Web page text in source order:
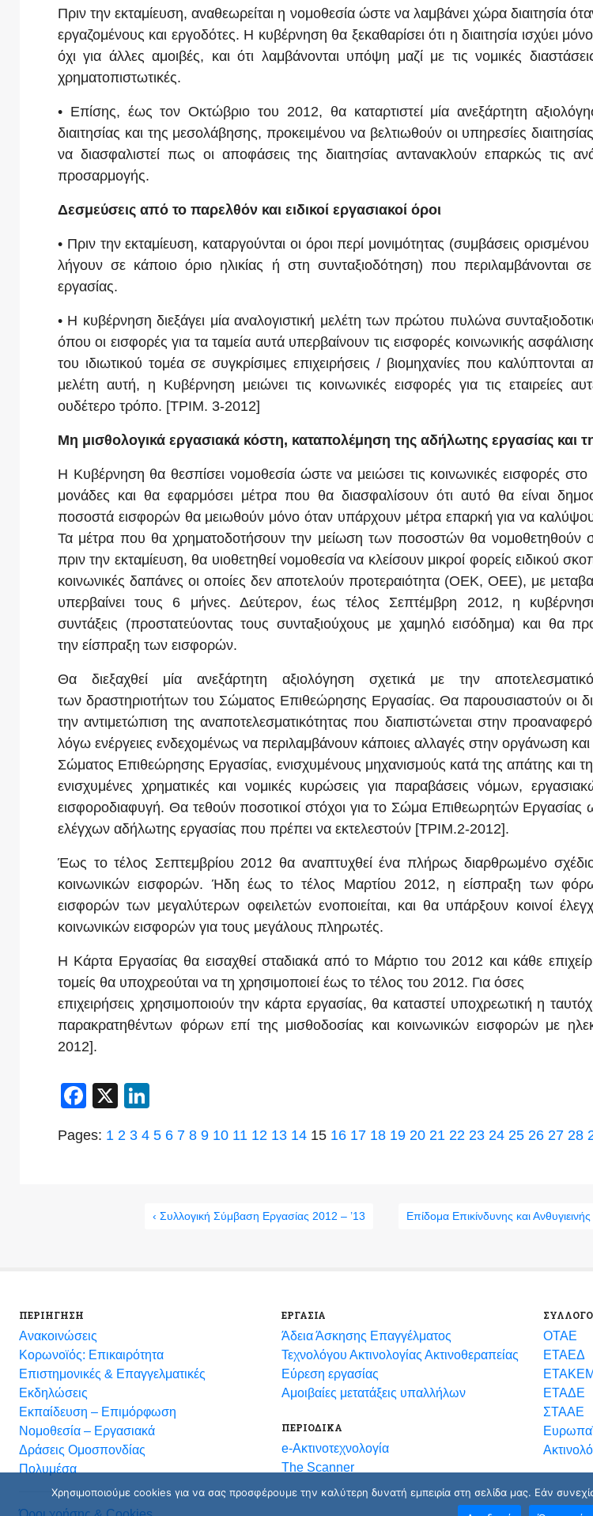
Πριν την εκταμίευση, αναθεωρείται η νομοθεσία ώστε να λαμβάνει χώρα διαιτησία
εργαζομένους και εργοδότες. Η κυβέρνηση θα ξεκαθαρίσει ότι η διαιτησία ισχύει
όχι για άλλες αμοιβές, και ότι λαμβάνονται υπόψη μαζί με τις νομικές
χρηματοπιστωτικές.
• Επίσης, έως τον Οκτώβριο του 2012, θα καταρτιστεί μία ανεξάρτητη
διαιτησίας και της μεσολάβησης, προκειμένου να βελτιωθούν οι υπηρεσίες
να διασφαλιστεί πως οι αποφάσεις της διαιτησίας αντανακλούν επαρκώς τις
προσαρμογής.
Δεσμεύσεις από το παρελθόν και ειδικοί εργασιακοί όροι
• Πριν την εκταμίευση, καταργούνται οι όροι περί μονιμότητας (συμβάσεις
λήγουν σε κάποιο όριο ηλικίας ή στη συνταξιοδότηση) που περιλαμβάνονται
εργασίας.
• Η κυβέρνηση διεξάγει μία αναλογιστική μελέτη των πρώτου πυλώνα
όπου οι εισφορές για τα ταμεία αυτά υπερβαίνουν τις εισφορές κοινωνικής
του ιδιωτικού τομέα σε συγκρίσιμες επιχειρήσεις / βιομηχανίες που
μελέτη αυτή, η Κυβέρνηση μειώνει τις κοινωνικές εισφορές για τις εταιρείες
ουδέτερο τρόπο. [ΤΡΙΜ. 3-2012]
Μη μισθολογικά εργασιακά κόστη, καταπολέμηση της αδήλωτης εργασίας και
Η Κυβέρνηση θα θεσπίσει νομοθεσία ώστε να μειώσει τις κοινωνικές εισφορές
μονάδες και θα εφαρμόσει μέτρα που θα διασφαλίσουν ότι αυτό θα είναι
ποσοστά εισφορών θα μειωθούν μόνο όταν υπάρχουν μέτρα επαρκή για να
Τα μέτρα που θα χρηματοδοτήσουν την μείωση των ποσοστών θα νομοθετηθούν
πριν την εκταμίευση, θα υιοθετηθεί νομοθεσία να κλείσουν μικροί φορείς ειδικού
κοινωνικές δαπάνες οι οποίες δεν αποτελούν προτεραιότητα (ΟΕΚ, ΟΕΕ), με
υπερβαίνει τους 6 μήνες. Δεύτερον, έως τέλος Σεπτέμβρη 2012, η
συντάξεις (προστατεύοντας τους συνταξιούχους με χαμηλό εισόδημα) και θα
την είσπραξη των εισφορών.
Θα διεξαχθεί μία ανεξάρτητη αξιολόγηση σχετικά με την
των δραστηριοτήτων του Σώματος Επιθεώρησης Εργασίας. Θα παρουσιαστούν οι
την αντιμετώπιση της αναποτελεσματικότητας που διαπιστώνεται στην
λόγω ενέργειες ενδεχομένως να περιλαμβάνουν κάποιες αλλαγές στην οργάνωση
Σώματος Επιθεώρησης Εργασίας, ενισχυμένους μηχανισμούς κατά της απάτης και
ενισχυμένες χρηματικές και νομικές κυρώσεις για παραβάσεις νόμων,
εισφοροδιαφυγή. Θα τεθούν ποσοτικοί στόχοι για το Σώμα Επιθεωρητών
ελέγχων αδήλωτης εργασίας που πρέπει να εκτελεστούν [ΤΡΙΜ.2-2012].
Έως το τέλος Σεπτεμβρίου 2012 θα αναπτυχθεί ένα πλήρως διαρθρωμένο
κοινωνικών εισφορών. Ήδη έως το τέλος Μαρτίου 2012, η είσπραξη των
εισφορών των μεγαλύτερων οφειλετών ενοποιείται, και θα υπάρξουν κοινοί
κοινωνικών εισφορών για τους μεγάλους πληρωτές.
Η Κάρτα Εργασίας θα εισαχθεί σταδιακά από το Μάρτιο του 2012 και κάθε
τομείς θα υποχρεούται να τη χρησιμοποιεί έως το τέλος του 2012. Για όσες
επιχειρήσεις χρησιμοποιούν την κάρτα εργασίας, θα καταστεί υποχρεωτική η
παρακρατηθέντων φόρων επί της μισθοδοσίας και κοινωνικών εισφορών με
2012].
Facebook
X
Pages: 1 2 3 4 5 6 7 8 9 10 11 12 13 14 15 16 17 18 19 20 21 22 23 24 25 26 27 28
‹ Συλλογική Σύμβαση Εργασίας 2012 – ’13 Επίδομα Επικίνδυνης και
ΠΕΡΙΗΓΗΣΗ
Ανακοινώσεις
Κορωνοϊός: Επικαιρότητα
Eπιστημονικές & Επαγγελματικές
Eκδηλώσεις
Εκπαίδευση – Επιμόρφωση
Νομοθεσία – Εργασιακά
Δράσεις Ομοσπονδίας
Πολυμέσα
ΕΡΓΑΣΙΑ
Άδεια Άσκησης Επαγγέλματος
Τεχνολόγου Ακτινολογίας Ακτινοθεραπείας
Εύρεση εργασίας
Αμοιβαίες μετατάξεις υπαλλήλων
ΠΕΡΙΟΔΙΚΑ
e-Ακτινοτεχνολογία
The Scanner
ΟΤΑΕ
ΕΤΑΕΔ
ΕΤΑΚΕΜ
ΕΤΑΔΕ
ΣΤΑΑΕ
Χρησιμοποιούμε cookies για να σας προσφέρουμε την καλύτερη δυνατή εμπειρία στη σελίδα μας. Εάν